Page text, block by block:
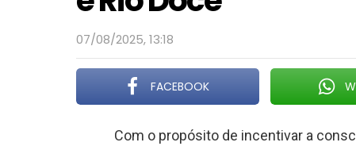
07/08/2025, 13:18
FACEBOOK
Com o propósito de incentivar a